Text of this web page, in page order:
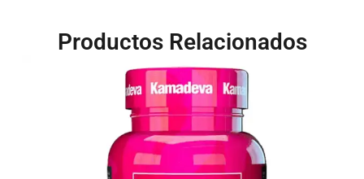
Productos Relacionados